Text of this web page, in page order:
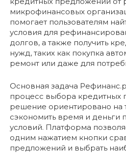
микрофинансовых
помогает пользователям
условия для
долгов, а также получить
нужд, таких как покупка
ремонт или даже для
Основная задача
процесс выбора кредитных
решение ориентировано на
сэкономить время и деньги
условий. Платформа
одним нажатием кнопки
предложений и выбрать